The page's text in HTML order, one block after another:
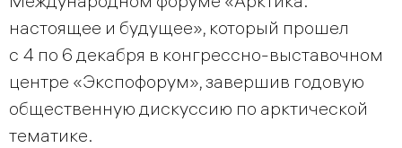
настоящее и будущее», который прошел
с 4 по 6 декабря в конгрессно-выставочном
центре «Экспофорум», завершив годовую
общественную дискуссию по арктической
тематике.